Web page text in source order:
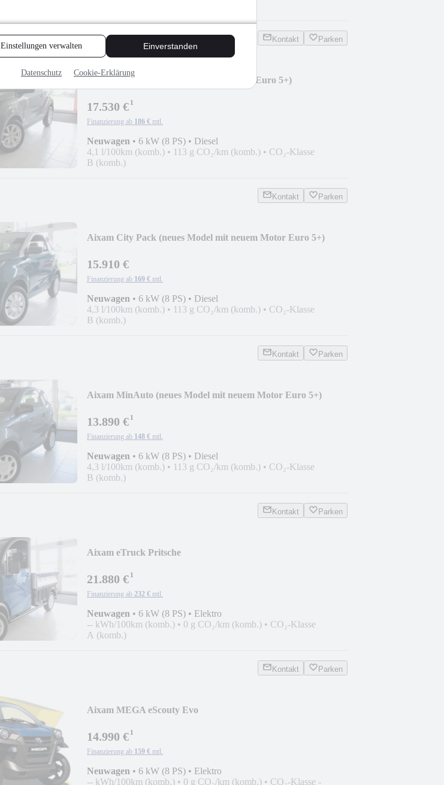
Einstellungen verwalten Einverstanden
Datenschutz Cookie-Erklärung
Kontakt Parken
Aixam Crossline Pack (mit neuem Motor Euro 5+)
17.530 €¹
Finanzierung ab 186 € mtl.
Neuwagen • 6 kW (8 PS) • Diesel
4,1 l/100km (komb.) • 113 g CO₂/km (komb.) • CO₂-Klasse
B (komb.)
Kontakt Parken
Aixam City Pack (neues Model mit neuem Motor Euro 5+)
15.910 €
Finanzierung ab 169 € mtl.
Neuwagen • 6 kW (8 PS) • Diesel
4,3 l/100km (komb.) • 113 g CO₂/km (komb.) • CO₂-Klasse
B (komb.)
Kontakt Parken
Aixam MinAuto (neues Model mit neuem Motor Euro 5+)
13.890 €¹
Finanzierung ab 148 € mtl.
Neuwagen • 6 kW (8 PS) • Diesel
4,3 l/100km (komb.) • 113 g CO₂/km (komb.) • CO₂-Klasse
B (komb.)
Kontakt Parken
Aixam eTruck Pritsche
21.880 €¹
Finanzierung ab 232 € mtl.
Neuwagen • 6 kW (8 PS) • Elektro
-- kWh/100km (komb.) • 0 g CO₂/km (komb.) • CO₂-Klasse
A (komb.)
Kontakt Parken
Aixam MEGA eScouty Evo
14.990 €¹
Finanzierung ab 159 € mtl.
Neuwagen • 6 kW (8 PS) • Elektro
-- kWh/100km (komb.) • 0 g CO₂/km (komb.) • CO₂-Klasse -